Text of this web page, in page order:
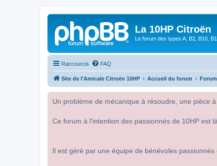
La 10HP Citroën
Le forum des types A, B2, B10,
Raccourcis FAQ
Site de l'Amicale Citroën 10HP Accueil du forum
Un problème de mécanique à résoudre, une pièce à
Ce forum à l'intention des passionnés de 10HP est
Il est géré par une équipe de bénévoles passionnés